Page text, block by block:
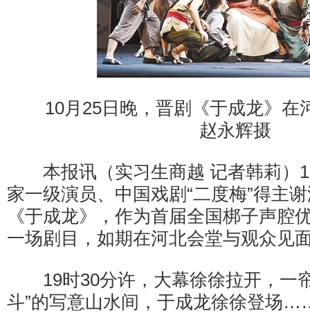
10月25日晚，晋剧《于成龙》在
赵永辉摄
本报讯（实习生商越 记者韩莉）
家一级演员、中国戏剧“二度梅”得主
《于成龙》，作为首届全国梆子声腔
一场剧目，如期在河北会堂与观众见
19时30分许，大幕徐徐拉开，一
斗”的写意山水间，于成龙徐徐登场